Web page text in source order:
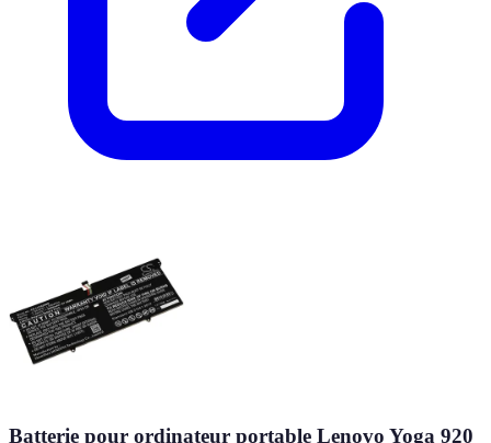
Batterie pour ordinateur portable Lenovo Yoga 920